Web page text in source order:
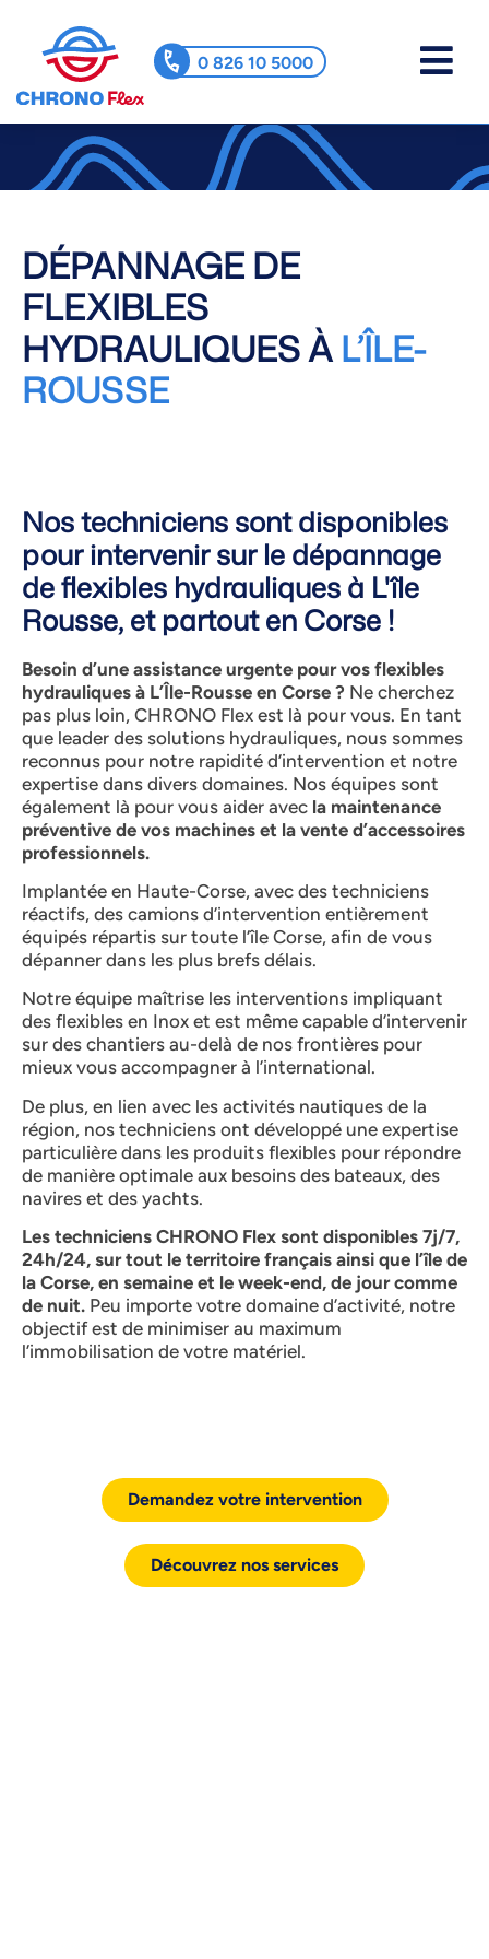
0 826 10 5000
DÉPANNAGE DE
FLEXIBLES
HYDRAULIQUES ÀL’ÎLE-
ROUSSE
Nos techniciens sont disponibles
pour intervenir sur le dépannage
de flexibles hydrauliques à L'île
Rousse, et partout en Corse !
Besoin d’une assistance urgente pour vos flexibles
hydrauliques à L’Île-Rousse en Corse ? Ne cherchez
pas plus loin, CHRONO Flex est là pour vous. En tant
que leader des solutions hydrauliques, nous sommes
reconnus pour notre rapidité d’intervention et notre
expertise dans divers domaines. Nos équipes sont
également là pour vous aider avec la maintenance
préventive de vos machines et la vente d’accessoires
professionnels.
Implantée en Haute-Corse, avec des techniciens
réactifs, des camions d’intervention entièrement
équipés répartis sur toute l’île Corse, afin de vous
dépanner dans les plus brefs délais.
Notre équipe maîtrise les interventions impliquant
des flexibles en Inox et est même capable d’intervenir
sur des chantiers au-delà de nos frontières pour
mieux vous accompagner à l’international.
De plus, en lien avec les activités nautiques de la
région, nos techniciens ont développé une expertise
particulière dans les produits flexibles pour répondre
de manière optimale aux besoins des bateaux, des
navires et des yachts.
Les techniciens CHRONO Flex sont disponibles 7j/7,
24h/24, sur tout le territoire français ainsi que l’île de
la Corse, en semaine et le week-end, de jour comme
de nuit. Peu importe votre domaine d’activité, notre
objectif est de minimiser au maximum
l’immobilisation de votre matériel.
Demandez votre intervention
Découvrez nos services